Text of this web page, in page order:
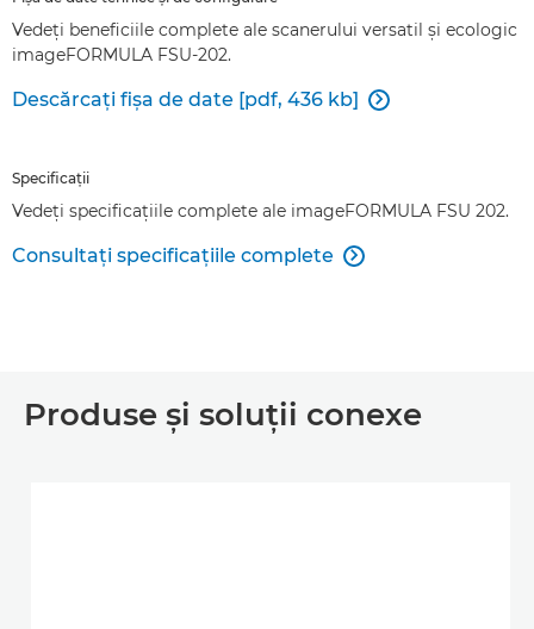
Vedeţi beneficiile complete ale scanerului versatil şi ecologic
imageFORMULA FSU-202.
Descărcaţi fişa de date [pdf, 436 kb] 
Specificaţii
Vedeţi specificaţiile complete ale imageFORMULA FSU 202.
Consultaţi specificaţiile complete 
Produse şi soluţii conexe